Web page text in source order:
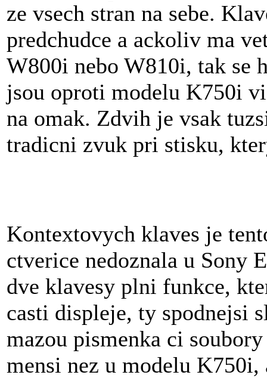
ze vsech stran na sebe.
predchudce a ackoliv ma
W800i nebo W810i, tak se
jsou oproti modelu K750i
na omak. Zdvih je vsak
tradicni zvuk pri stisku,
Kontextovych klaves je
ctverice nedoznala u Sony
dve klavesy plni funkce,
casti displeje, ty spodnejsi
mazou pismenka ci
mensi nez u modelu